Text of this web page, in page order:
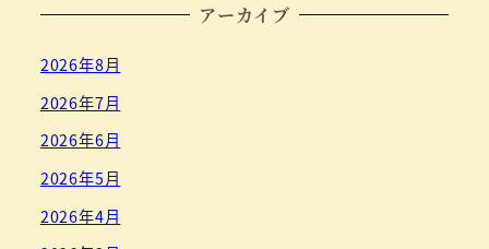
アーカイブ
2026年8月
2026年7月
2026年6月
2026年5月
2026年4月